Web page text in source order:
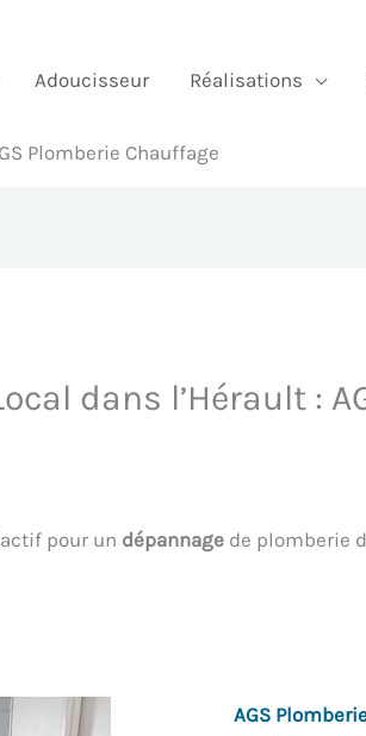
Adoucisseur Réalisations
Plomberie Chauffage
dans l’Hérault :
pour un dépannage de plomberie
AGS